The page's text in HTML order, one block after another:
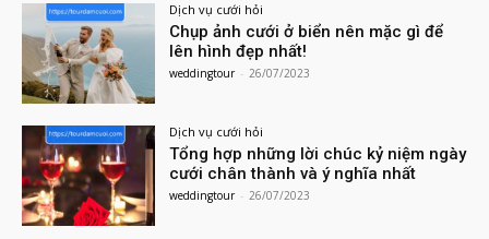
Dịch vụ cưới hỏi
Chụp ảnh cưới ở biển nên mặc gì để
lên hình đẹp nhất!
weddingtour - 26/07/2023
Dịch vụ cưới hỏi
Tổng hợp những lời chúc kỷ niệm ngày
cưới chân thành và ý nghĩa nhất
weddingtour - 26/07/2023